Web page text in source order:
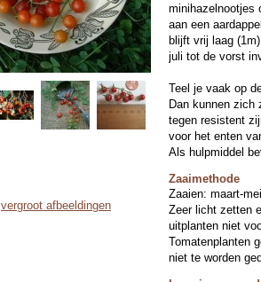
vergroot afbeeldingen
minihazelnootjes
aan een
blijft vrij laag
juli tot de vorst
Teel je vaak op
Dan kunnen zich
tegen resistent
voor het enten
Als hulpmiddel
Zaaimethode
Zaaien: maart-
Zeer licht zetten
uitplanten niet
Tomatenplanten
niet te worden